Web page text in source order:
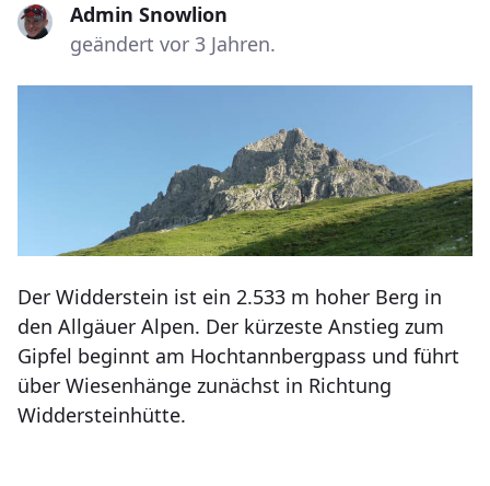
Admin Snowlion
geändert vor 3 Jahren.
Der Widderstein ist ein 2.533 m hoher Berg in
den Allgäuer Alpen. Der kürzeste Anstieg zum
Gipfel beginnt am Hochtannbergpass und führt
über Wiesenhänge zunächst in Richtung
Widdersteinhütte.